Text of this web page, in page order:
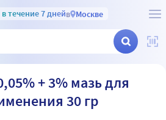
в течение 7 днейв Москве
+ 3% мазь для
30 гр